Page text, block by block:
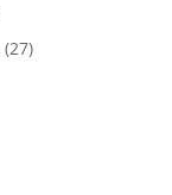
(27)